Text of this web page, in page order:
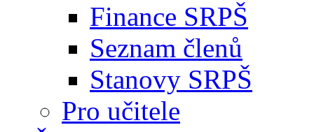
Finance SRPŠ
Seznam členů
Stanovy SRPŠ
Pro učitele